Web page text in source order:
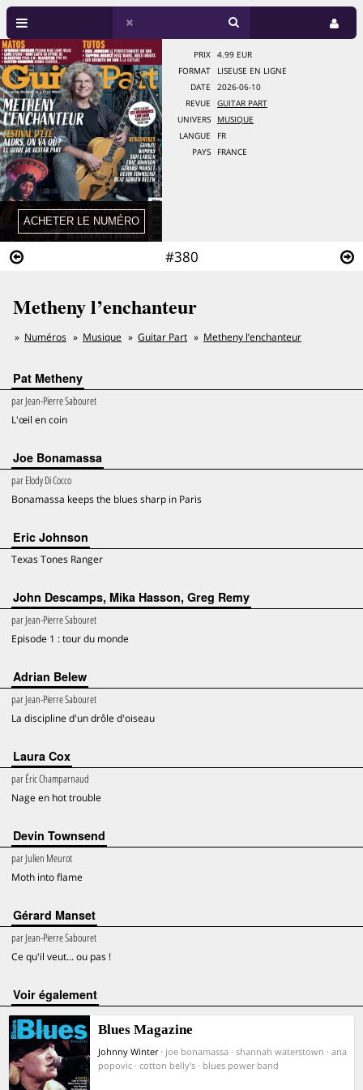
#380
PRIX
4.99 EUR
FORMAT
LISEUSE EN LIGNE
DATE
2026-06-10
REVUE
GUITAR PART
UNIVERS
MUSIQUE
LANGUE
FR
PAYS
FRANCE
Metheny l’enchanteur
Numéros Musique Guitar Part Metheny l’enchanteur
Pat Metheny
parJean-Pierre Sabouret
L'œil en coin
Joe Bonamassa
parElody Di Cocco
Bonamassa keeps the blues sharp in Paris
Eric Johnson
Texas Tones Ranger
John Descamps, Mika Hasson, Greg Remy
parJean-Pierre Sabouret
Episode 1 : tour du monde
Adrian Belew
parJean-Pierre Sabouret
La discipline d'un drôle d'oiseau
Laura Cox
parÉric Champarnaud
Nage en hot trouble
Devin Townsend
parJulien Meurot
Moth into flame
Gérard Manset
parJean-Pierre Sabouret
Ce qu'il veut... ou pas !
voir également
Blues Magazine
Johnny Winter · joe bonamassa · shannah waterstown · ana
popovic · cotton belly's · blues power band